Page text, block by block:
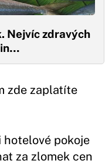
Nejvíc zdravých
zde zaplatíte
pokoje
za zlomek cen